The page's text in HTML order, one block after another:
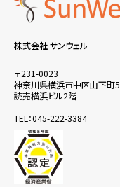
株式会社 サンウェル
〒231-0023
神奈川県横浜市中区山下町
読売横浜ビル2階
TEL：045-222-3384